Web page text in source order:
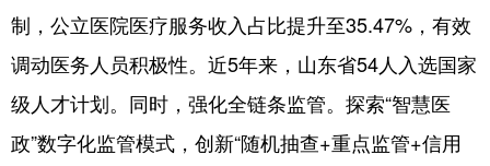
制，公立医院医疗服务收入占比提升至35.47%，有效
调动医务人员积极性。近5年来，山东省54人入选国家
级人才计划。同时，强化全链条监管。探索“智慧医
政”数字化监管模式，创新“随机抽查+重点监管+信用